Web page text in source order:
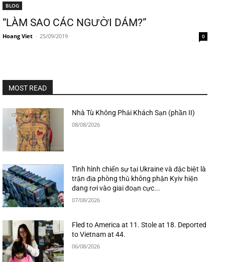
BLOG
“LÀM SAO CÁC NGƯỜI DÁM?”
Hoang Viet - 25/09/2019 0
MOST READ
Nhà Tù Không Phải Khách Sạn (phần II)
08/08/2026
Tình hình chiến sự tại Ukraine và đặc biệt là
trận địa phòng thủ không phận Kyiv hiện
đang rơi vào giai đoạn cực...
07/08/2026
Fled to America at 11. Stole at 18. Deported
to Vietnam at 44.
06/08/2026